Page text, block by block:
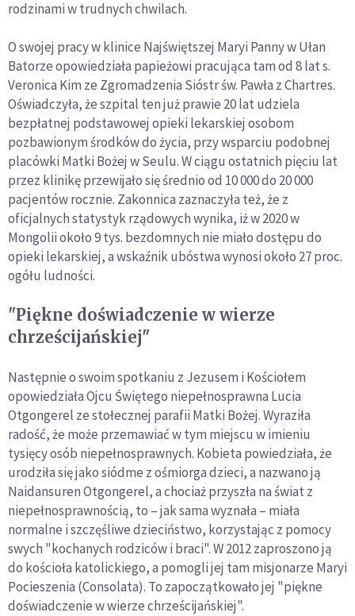
rodzinami w trudnych chwilach.
O swojej pracy w klinice Najświętszej Maryi Panny w Ułan
Batorze opowiedziała papieżowi pracująca tam od 8 lat s.
Veronica Kim ze Zgromadzenia Sióstr św. Pawła z Chartres.
Oświadczyła, że szpital ten już prawie 20 lat udziela
bezpłatnej podstawowej opieki lekarskiej osobom
pozbawionym środków do życia, przy wsparciu podobnej
placówki Matki Bożej w Seulu. W ciągu ostatnich pięciu lat
przez klinikę przewijało się średnio od 10 000 do 20 000
pacjentów rocznie. Zakonnica zaznaczyła też, że z
oficjalnych statystyk rządowych wynika, iż w 2020 w
Mongolii około 9 tys. bezdomnych nie miało dostępu do
opieki lekarskiej, a wskaźnik ubóstwa wynosi około 27 proc.
ogółu ludności.
"Piękne doświadczenie w wierze
chrześcijańskiej"
Następnie o swoim spotkaniu z Jezusem i Kościołem
opowiedziała Ojcu Świętego niepełnosprawna Lucia
Otgongerel ze stołecznej parafii Matki Bożej. Wyraziła
radość, że może przemawiać w tym miejscu w imieniu
tysięcy osób niepełnosprawnych. Kobieta powiedziała, że
urodziła się jako siódme z ośmiorga dzieci, a nazwano ją
Naidansuren Otgongerel, a chociaż przyszła na świat z
niepełnosprawnością, to – jak sama wyznała – miała
normalne i szczęśliwe dzieciństwo, korzystając z pomocy
swych "kochanych rodziców i braci". W 2012 zaproszono ją
do kościoła katolickiego, a pomogli jej tam misjonarze Maryi
Pocieszenia (Consolata). To zapoczątkowało jej "piękne
doświadczenie w wierze chrześcijańskiej".